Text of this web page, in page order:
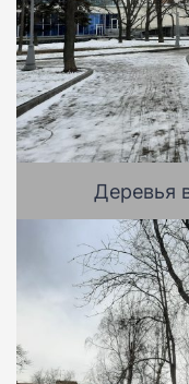
Деревья